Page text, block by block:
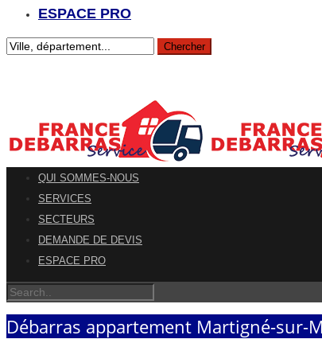
ESPACE PRO
QUI SOMMES-NOUS
SERVICES
SECTEURS
DEMANDE DE DEVIS
ESPACE PRO
Débarras appartement Martigné-sur-